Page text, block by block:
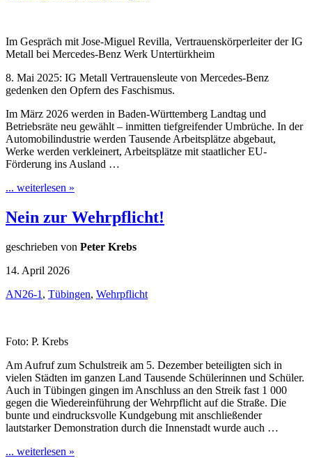
Im Gespräch mit Jose-Miguel Revilla, Vertrauenskörperleiter der IG
Metall bei Mercedes-Benz Werk Untertürkheim
8. Mai 2025: IG Metall Vertrauensleute von Mercedes-Benz
gedenken den Opfern des Faschismus.
Im März 2026 werden in Baden-Württemberg Landtag und
Betriebsräte neu gewählt – inmitten tiefgreifender Umbrüche. In der
Automobilindustrie werden Tausende Arbeitsplätze abgebaut,
Werke werden verkleinert, Arbeitsplätze mit staatlicher EU-
Förderung ins Ausland …
... weiterlesen »
Nein zur Wehrpflicht!
geschrieben von Peter Krebs
14. April 2026
AN26-1 , Tübingen, Wehrpflicht
Foto: P. Krebs
Am Aufruf zum Schulstreik am 5. Dezember beteiligten sich in
vielen Städten im ganzen Land Tausende Schülerinnen und Schüler.
Auch in Tübingen gingen im Anschluss an den Streik fast 1 000
gegen die Wiedereinführung der Wehrpflicht auf die Straße. Die
bunte und eindrucksvolle Kundgebung mit anschließender
lautstarker Demonstration durch die Innenstadt wurde auch …
... weiterlesen »